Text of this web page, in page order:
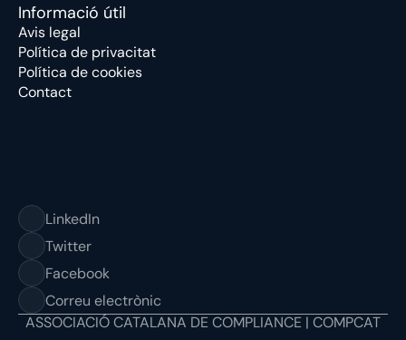
Informació útil
Avis legal
Política de privacitat
Política de cookies
Contact
ASSOCIACIÓ CATALANA DE COMPLIANCE | COMPCAT
LinkedIn
Twitter
Facebook
Correu electrònic